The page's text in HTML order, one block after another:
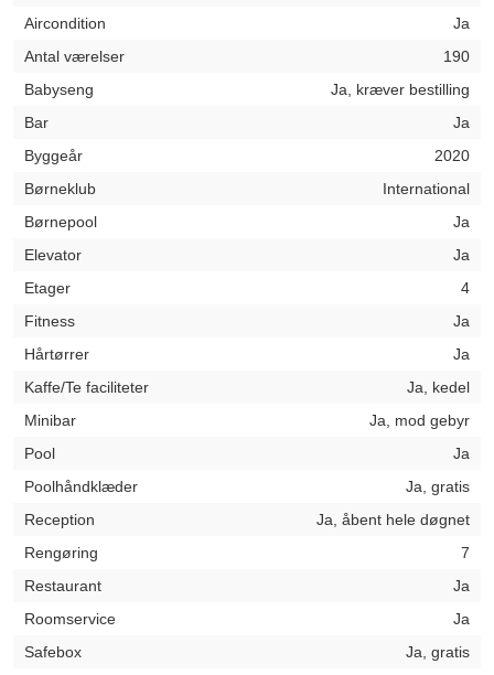
Aircondition
Ja
Antal værelser
190
Babyseng
Ja, kræver bestilling
Bar
Ja
Byggeår
2020
Børneklub
International
Børnepool
Ja
Elevator
Ja
Etager
4
Fitness
Ja
Hårtørrer
Ja
Kaffe/Te faciliteter
Ja, kedel
Minibar
Ja, mod gebyr
Pool
Ja
Poolhåndklæder
Ja, gratis
Reception
Ja, åbent hele døgnet
Rengøring
7
Restaurant
Ja
Roomservice
Ja
Safebox
Ja, gratis